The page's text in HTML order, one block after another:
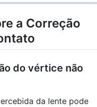
a Correção
do vértice não
da lente pode